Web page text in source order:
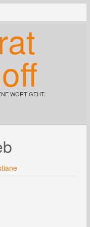
WORT GEHT.